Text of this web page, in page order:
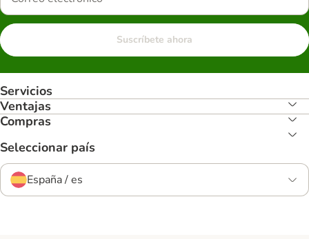
Suscríbete ahora
Servicios
Ventajas
Compras
Seleccionar país
España / es